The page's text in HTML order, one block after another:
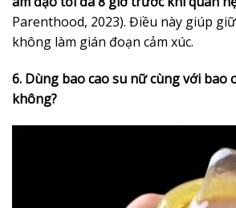
Parenthood, 2023). Điều này giúp
không làm gián đoạn cảm xúc.
6. Dùng bao cao su nữ cùng với bao
không?